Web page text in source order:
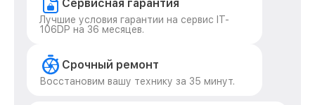
Сервисная гарантия
Лучшие условия гарантии на сервис IT-
106DP на 36 месяцев.
Срочный ремонт
Восстановим вашу технику за 35 минут.